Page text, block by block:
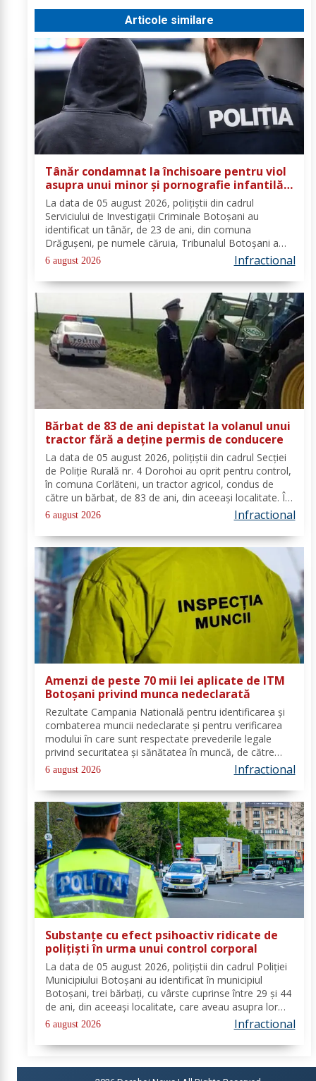
Articole similare
Tânăr condamnat la închisoare pentru viol
asupra unui minor și pornografie infantilă,
identificat de polițiști
La data de 05 august 2026, polițiștii din cadrul
Serviciului de Investigații Criminale Botoșani au
identificat un tânăr, de 23 de ani, din comuna
Drăgușeni, pe numele căruia, Tribunalul Botoșani a
emis un mandat de executare a pedepsei cu
închisoarea. Tânărul a fost condamnat la 4 ani și 5 luni
de...
6 august 2026 Infractional
Bărbat de 83 de ani depistat la volanul unui
tractor fără a deține permis de conducere
La data de 05 august 2026, polițiștii din cadrul Secției
de Poliție Rurală nr. 4 Dorohoi au oprit pentru control,
în comuna Corlăteni, un tractor agricol, condus de
către un bărbat, de 83 de ani, din aceeași localitate. În
urma verificărilor efectuate de către polițiști, s-a
constatat faptul că...
6 august 2026 Infractional
Amenzi de peste 70 mii lei aplicate de ITM
Botoșani privind munca nedeclarată
Rezultate Campania Natională pentru identificarea și
combaterea muncii nedeclarate și pentru verificarea
modului în care sunt respectate prevederile legale
privind securitatea și sănătatea în muncă, de către
angajatorii care desfășoară activități în domeniul
Industria alimentară - cod CAEN 10....
6 august 2026 Infractional
Substanțe cu efect psihoactiv ridicate de
polițiști în urma unui control corporal
La data de 05 august 2026, polițiștii din cadrul Poliției
Municipiului Botoșani au identificat în municipiul
Botoșani, trei bărbați, cu vârste cuprinse între 29 și 44
de ani, din aceeași localitate, care aveau asupra lor
substanțe psihoactive. În urma efectuării controlului
corporal asupra unuia...
6 august 2026 Infractional